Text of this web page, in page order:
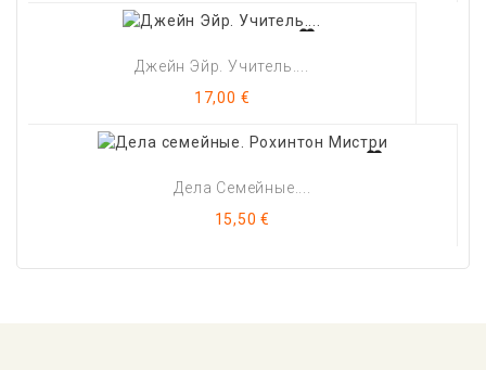
Джейн Эйр. Учитель....
Цена
17,00 €
Дела Семейные....
Цена
15,50 €